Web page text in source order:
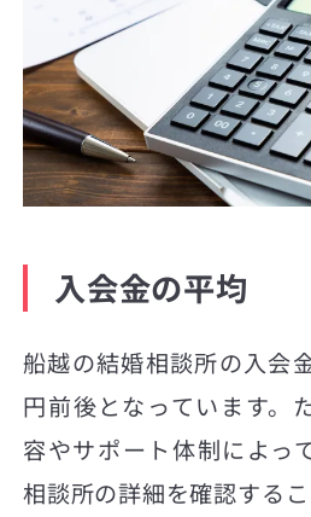
入会金の平均
船越の結婚相談所の入会
円前後となっています。
容やサポート体制によっ
相談所の詳細を確認するこ